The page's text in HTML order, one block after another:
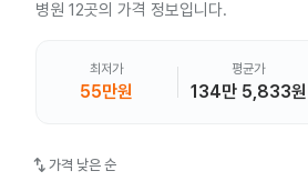
병원 12곳의 가격 정보입니다.
최저가
55만원
평균가
134만 5,833원
swap_vert 가격 낮은 순